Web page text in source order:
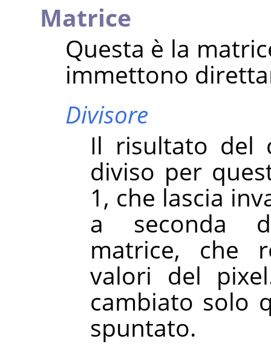
Matrice
Questa è la
immettono
Divisore
Il risultato del
diviso per
1, che lascia
a seconda
matrice, che
valori del
cambiato solo
spuntato.